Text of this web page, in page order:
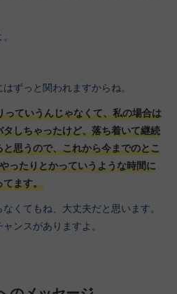
ずっと関われますからね。
っていうんじゃなくて、私の場合は
しちゃったけど、落ち着いて継続
思うので、これから今までのとこ
ったりとかっていうような時間に
てます。
くてもね、大丈夫だと思います。
ンスがありますよ。